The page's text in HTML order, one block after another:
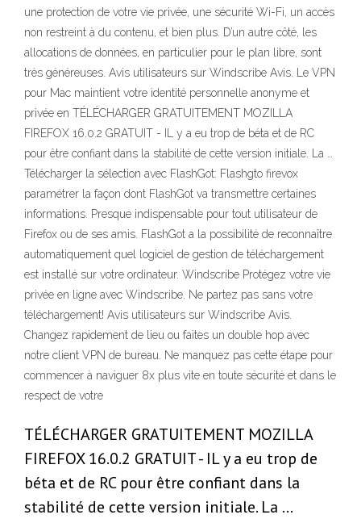
une protection de votre vie privée, une sécurité Wi-Fi, un accès
non restreint à du contenu, et bien plus. D’un autre côté, les
allocations de données, en particulier pour le plan libre, sont
très généreuses. Avis utilisateurs sur Windscribe Avis. Le VPN
pour Mac maintient votre identité personnelle anonyme et
privée en TÉLÉCHARGER GRATUITEMENT MOZILLA
FIREFOX 16.0.2 GRATUIT - IL y a eu trop de béta et de RC
pour être confiant dans la stabilité de cette version initiale. La …
Télécharger la sélection avec FlashGot: Flashgto firevox
paramétrer la façon dont FlashGot va transmettre certaines
informations. Presque indispensable pour tout utilisateur de
Firefox ou de ses amis. FlashGot a la possibilité de reconnaître
automatiquement quel logiciel de gestion de téléchargement
est installé sur votre ordinateur. Windscribe Protégez votre vie
privée en ligne avec Windscribe. Ne partez pas sans votre
téléchargement! Avis utilisateurs sur Windscribe Avis.
Changez rapidement de lieu ou faites un double hop avec
notre client VPN de bureau. Ne manquez pas cette étape pour
commencer à naviguer 8x plus vite en toute sécurité et dans le
respect de votre
TÉLÉCHARGER GRATUITEMENT MOZILLA
FIREFOX 16.0.2 GRATUIT - IL y a eu trop de
béta et de RC pour être confiant dans la
stabilité de cette version initiale. La …